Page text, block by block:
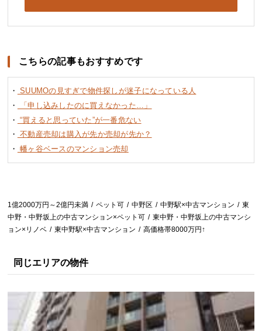
こちらの記事もおすすめです
・ SUUMOの見すぎで物件探しが迷子になっている人
・
「申し込みしたのに買えなかった…」
・ “買えると思っていた”が一番危ない
・ 不動産売却は購入が先か売却が先か？
・ 幡ヶ谷ベースのマンション売却
1億2000万円～2億円未満 ペット可 中野区 中野駅×中古マンション
東
中野・中野坂上の中古マンション×ペット可
東中野・中野坂上の中古マンシ
ョン×リノベ
東中野駅×中古マンション 高価格帯8000万円↑
同じエリアの物件